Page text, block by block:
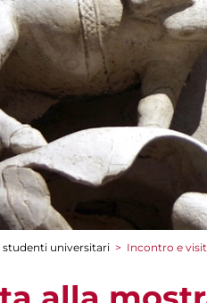
universitari > Incontro e